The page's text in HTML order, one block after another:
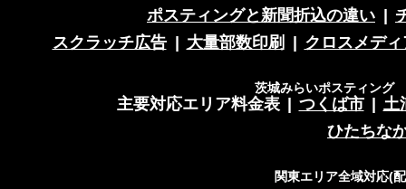
ポスティングと新聞折込の違い
スクラッチ広告
大量部数印刷 クロスメディ
茨城みらいポスティング
主要対応エリア料金表 つくば市
土
ひたちな
関東エリア全域対応(